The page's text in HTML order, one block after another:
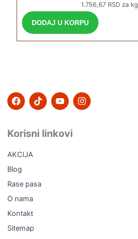
1.756,67 RSD za kg
DODAJ U KORPU
F
a
b
o
k
T
i
o
k
Y
o
u
b
I
n
Korisni linkovi
AKCIJA
Blog
Rase pasa
O nama
Kontakt
Sitemap